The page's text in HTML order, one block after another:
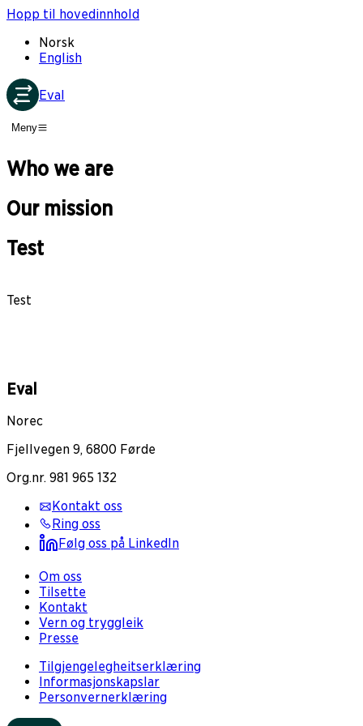
Hopp til hovedinnhold
Norsk
English
Eval
Meny
Who we are
Our mission
Test
Test
Eval
Norec
Fjellvegen 9, 6800 Førde
Org.nr. 981 965 132
Kontakt oss
Ring oss
Følg oss på LinkedIn
Om oss
Tilsette
Kontakt
Vern og tryggleik
Presse
Tilgjengelegheitserklæring
Informasjonskapslar
Personvernerklæring